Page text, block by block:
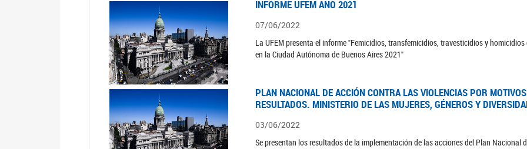
INFORME UFEM AÑO 2021
07/06/2022
La UFEM presenta el informe "Femicidios, transfemicidios, travesticidios y
en la Ciudad Autónoma de Buenos Aires 2021"
PLAN NACIONAL DE ACCIÓN CONTRA LAS VIOLENCIAS POR
RESULTADOS. MINISTERIO DE LAS MUJERES, GÉNEROS Y
03/06/2022
Se presentan los resultados de la implementación de las acciones del Plan Nacional